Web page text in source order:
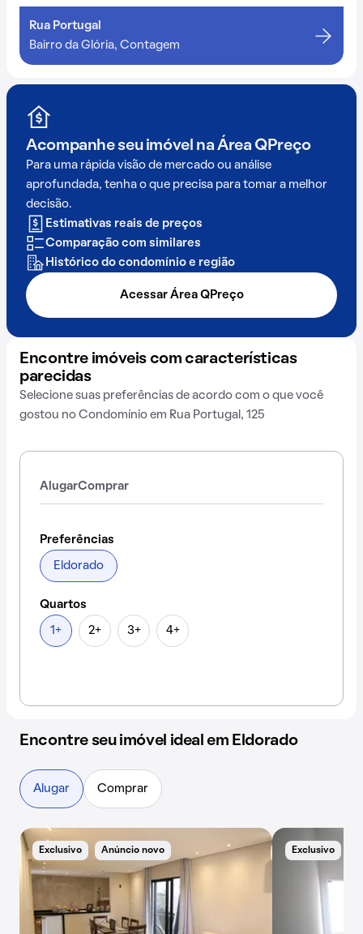
Rua Portugal
Bairro da Glória, Contagem
Acompanhe seu imóvel na Área QPreço
Para uma rápida visão de mercado ou análise
aprofundada, tenha o que precisa para tomar a melhor
decisão.
Estimativas reais de preços
Comparação com similares
Histórico do condomínio e região
Acessar Área QPreço
Encontre imóveis com características
parecidas
Selecione suas preferências de acordo com o que você
gostou no Condomínio em Rua Portugal, 125
AlugarComprar
Preferências
Eldorado
Quartos
1+ 2+ 3+ 4+
Encontre seu imóvel ideal em Eldorado
Exclusivo Anúncio novo Exclusivo
Alugar Comprar